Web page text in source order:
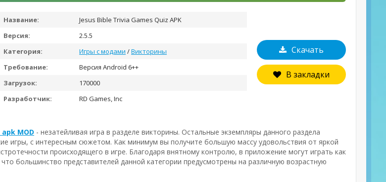
Скачать
В закладки
Название:
Jesus Bible Trivia Games Quiz APK
Версия:
2.5.5
Категория:
Игры с модами /Викторины
Требование:
Версия Android 6++
Загрузок:
170000
Разработчик:
RD Games, Inc
MOD - незатейливая игра в разделе викторины. Остальные экземпляры данного раздела
игры, с интересным сюжетом. Как минимум вы получите большую массу удовольствия от яркой
происходящего в игре. Благодаря внятному контролю, в приложение могут играть как
большинство представителей данной категории предусмотрены на различную возрастную